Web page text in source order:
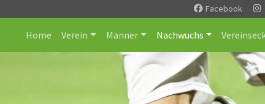
Facebook
Home Verein Männer Nachwuchs